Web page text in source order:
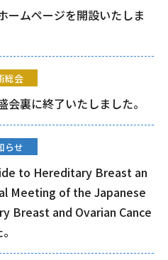
ームページを開設いたしま
総会
裏に終了いたしました。
らせ
to Hereditary Breast an
Meeting of the Japanese
Breast and Ovarian Cance